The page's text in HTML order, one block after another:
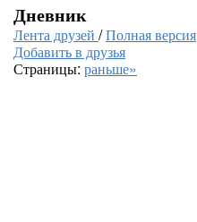
Дневник
Лента друзей /Полная версия
Добавить в друзья
Страницы: раньше»